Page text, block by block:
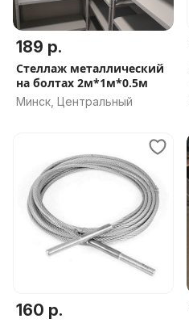
189 р.
Стеллаж металлический
на болтах 2м*1м*0.5м
Минск, Центральный
160 р.